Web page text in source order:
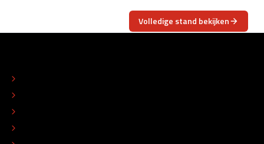
Volledige stand bekijken